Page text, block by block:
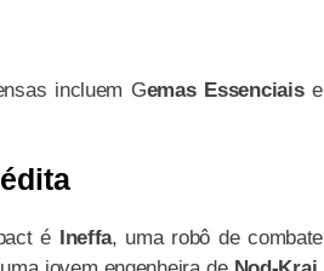
incluem Gemas Essenciaise
é Ineffa, uma robô de combate